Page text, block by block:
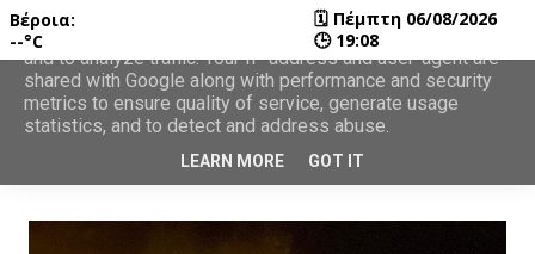
Βέροια:
--°C
🗓 Πέμπτη 06/08/2026
🕒 19:08
This site uses cookies from Google to deliver its services
and to analyze traffic. Your IP address and user-agent are
shared with Google along with performance and security
metrics to ensure quality of service, generate usage
statistics, and to detect and address abuse.
LEARN MORE GOT IT